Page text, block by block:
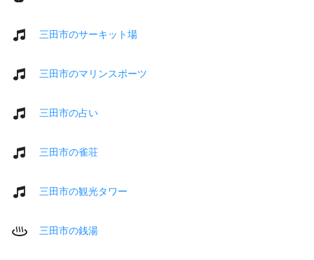
三田市のサーキット場
三田市のマリンスポーツ
三田市の占い
三田市の雀荘
三田市の観光タワー
三田市の銭湯